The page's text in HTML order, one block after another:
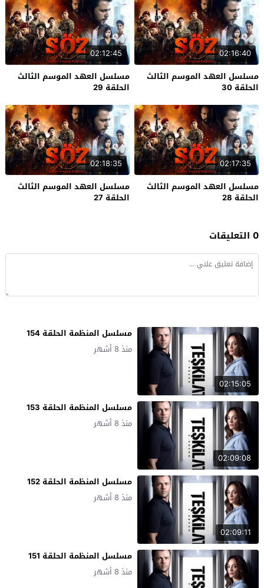
02:16:40
مسلسل العهد الموسم الثالث
الحلقة 30
02:12:45
مسلسل العهد الموسم الثالث
الحلقة 29
02:17:35
مسلسل العهد الموسم الثالث
الحلقة 28
02:18:35
مسلسل العهد الموسم الثالث
الحلقة 27
0 التعليقات
02:15:05
مسلسل المنظمة الحلقة 154
منذ 8 أشهر
02:09:08
مسلسل المنظمة الحلقة 153
منذ 8 أشهر
02:09:11
مسلسل المنظمة الحلقة 152
منذ 8 أشهر
مسلسل المنظمة الحلقة 151
منذ 8 أشهر